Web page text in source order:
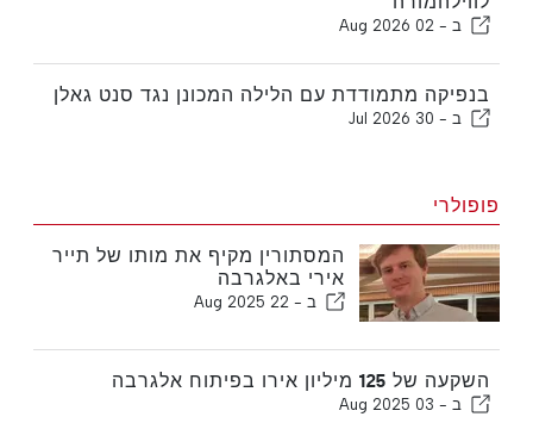
ב - 02 Aug 2026
בנפיקה מתמודדת עם הלילה המכונן נגד סנט גאלן
ב - 30 Jul 2026
פופולרי
המסתורין מקיף את מותו של תייר
אירי באלגרבה
ב - 22 Aug 2025
השקעה של 125 מיליון אירו בפיתוח אלגרבה
ב - 03 Aug 2025